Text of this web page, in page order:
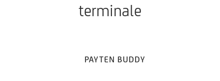
terminale
PAYTEN BUDDY